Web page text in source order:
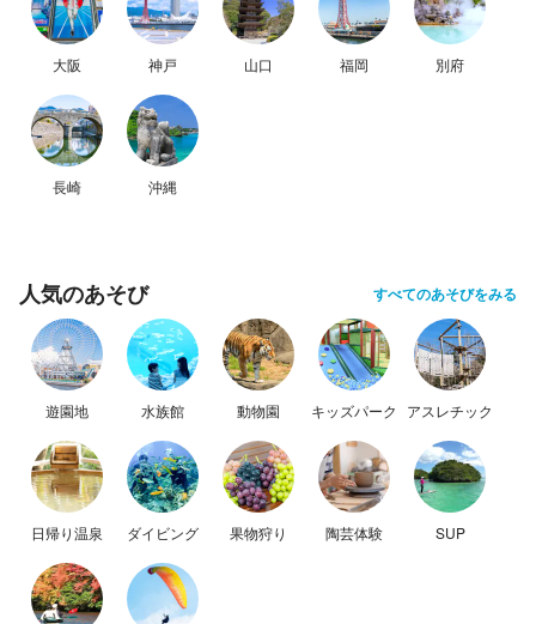
大阪 神戸 山口 福岡 別府
長崎 沖縄
人気のあそび すべてのあそびをみる
遊園地 水族館 動物園 キッズパーク アスレチック
日帰り温泉 ダイビング 果物狩り 陶芸体験 SUP